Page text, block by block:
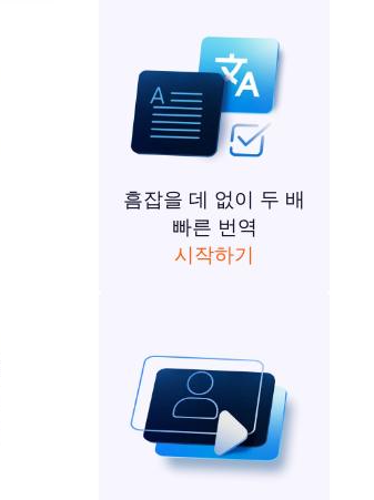
흠잡을 데 없이 두 배
빠른 번역
시작하기